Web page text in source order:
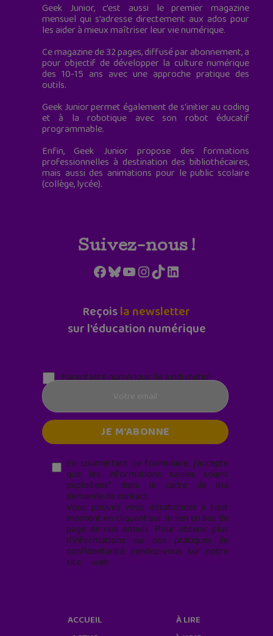
Geek Junior, c’est aussi le premier magazine
mensuel qui s’adresse directement aux ados pour
les aider à mieux maîtriser leur vie numérique.
Ce magazine de 32 pages, diffusé par abonnement, a
pour objectif de développer la culture numérique
des 10-15 ans avec une approche pratique des
outils.
Geek Junior permet également de s'initier au coding
et à la robotique avec son robot éducatif
programmable.
Enfin, Geek Junior propose des formations
professionnelles à destination des bibliothécaires,
mais aussi des animations pour le public scolaire
(collège, lycée).
Suivez-nous !
Facebook
Bluesky
YouTube
Instagram
TikTokLinkedIn
Reçoisla newsletter
sur l'éducation numérique
Parentalité numérique (le lundi matin)
En soumettant ce formulaire, j’accepte
que les informations saisies soient
exploitées* dans le cadre de ma
demande de contact.
Vous pouvez vous désabonner à tout
moment en cliquant sur le lien en bas de
page de nos emails. Pour obtenir plus
d'informations sur nos pratiques de
confidentialité, rendez-vous sur notre
site web
ACCUEIL
À LIRE